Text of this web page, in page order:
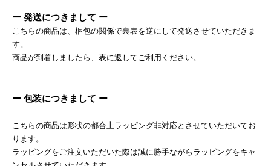
ー 発送につきまして ー
こちらの商品は、梱包の関係で裏表を逆にして発送させていただきま
す。
商品が到着しましたら、表に返してご利用ください。
ー 包装につきまして ー
こちらの商品は形状の都合上ラッピング非対応とさせていただいてお
ります。
ラッピングをご注文いただいた際は誠に勝手ながらラッピングをキャ